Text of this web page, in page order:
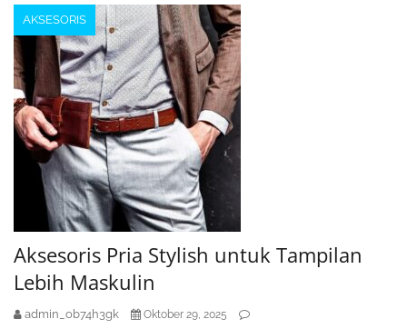
AKSESORIS
Aksesoris Pria Stylish untuk Tampilan
Lebih Maskulin
admin_ob74h3gk Oktober 29, 2025